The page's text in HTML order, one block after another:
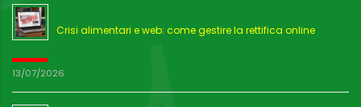
Crisi alimentari e web: come gestire la rettifica online
13/07/2026